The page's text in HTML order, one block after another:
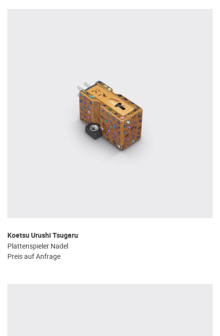
Koetsu Urushi Tsugaru
Plattenspieler Nadel
Preis auf Anfrage